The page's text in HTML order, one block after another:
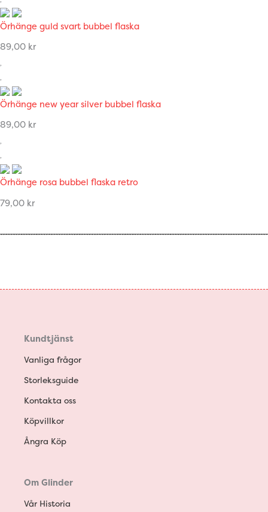
Örhänge guld svart bubbel flaska
89,00 kr
Örhänge new year silver bubbel flaska
89,00 kr
Örhänge rosa bubbel flaska retro
79,00 kr
Kundtjänst
Vanliga frågor
Storleksguide
Kontakta oss
Köpvillkor
Ångra Köp
Om Glinder
Vår Historia